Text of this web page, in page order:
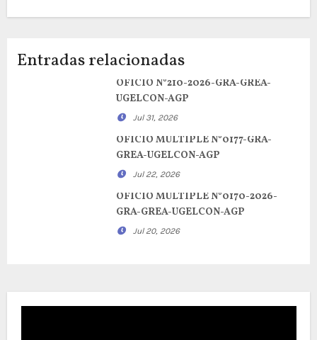
Entradas relacionadas
OFICIO N°210-2026-GRA-GREA-
UGELCON-AGP
Jul 31, 2026
OFICIO MULTIPLE N°0177-GRA-
GREA-UGELCON-AGP
Jul 22, 2026
OFICIO MULTIPLE N°0170-2026-
GRA-GREA-UGELCON-AGP
Jul 20, 2026